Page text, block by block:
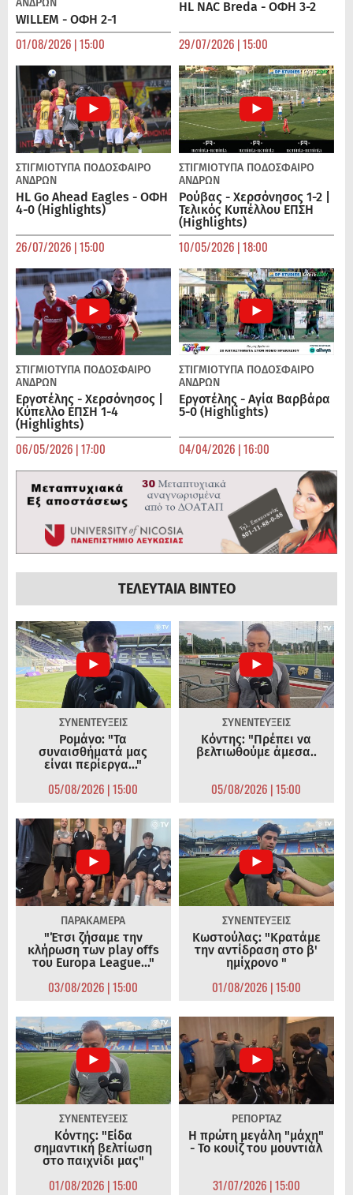
WILLEM - ΟΦΗ 2-1
01/08/2026 | 15:00
HL NAC Breda - ΟΦΗ 3-2
29/07/2026 | 15:00
ΣΤΙΓΜΙΟΤΥΠΑ ΠΟΔΌΣΦΑΙΡΟ
ΑΝΔΡΏΝ
HL Go Ahead Eagles - ΟΦΗ
4-0 (Highlights)
26/07/2026 | 15:00
ΣΤΙΓΜΙΟΤΥΠΑ ΠΟΔΌΣΦΑΙΡΟ
ΑΝΔΡΏΝ
Ρούβας - Χερσόνησος 1-2 |
Τελικός Κυπέλλου ΕΠΣΗ
(Highlights)
10/05/2026 | 18:00
ΣΤΙΓΜΙΟΤΥΠΑ ΠΟΔΌΣΦΑΙΡΟ
ΑΝΔΡΏΝ
Εργοτέλης - Χερσόνησος |
Κύπελλο ΕΠΣΗ 1-4
(Highlights)
06/05/2026 | 17:00
ΣΤΙΓΜΙΟΤΥΠΑ ΠΟΔΌΣΦΑΙΡΟ
ΑΝΔΡΏΝ
Εργοτέλης - Αγία Βαρβάρα
5-0 (Highlights)
04/04/2026 | 16:00
ΤΕΛΕΥΤΑΙΑ ΒΙΝΤΕΟ
ΣΥΝΕΝΤΕΥΞΕΙΣ
Ρομάνο: "Τα
συναισθήματά μας
είναι περίεργα..."
05/08/2026 | 15:00
ΣΥΝΕΝΤΕΥΞΕΙΣ
Κόντης: "Πρέπει να
βελτιωθούμε άμεσα..
05/08/2026 | 15:00
ΠΑΡΑΚΑΜΕΡΑ
"Έτσι ζήσαμε την
κλήρωση των play offs
του Europa League..."
03/08/2026 | 15:00
ΣΥΝΕΝΤΕΥΞΕΙΣ
Κωστούλας: "Κρατάμε
την αντίδραση στο β'
ημίχρονο "
01/08/2026 | 15:00
ΣΥΝΕΝΤΕΥΞΕΙΣ
Κόντης: "Είδα
σημαντική βελτίωση
στο παιχνίδι μας"
01/08/2026 | 15:00
ΡΕΠΟΡΤΑΖ
Η πρώτη μεγάλη "μάχη"
- Το κουίζ του μουντιάλ
31/07/2026 | 15:00